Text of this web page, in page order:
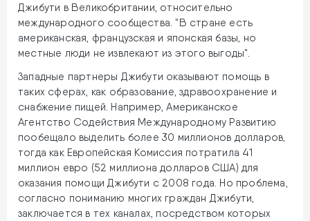
Джибути в Великобритании, относительно
международного сообщества. "В стране есть
американская, французская и японская базы, но
местные люди не извлекают из этого выгоды".
Западные партнеры Джибути оказывают помощь в
таких сферах, как образование, здравоохранение и
снабжение пищей. Например, Американское
Агентство Содействия Международному Развитию
пообещало выделить более 30 миллионов долларов,
тогда как Европейская Комиссия потратила 41
миллион евро (52 миллиона долларов США) для
оказания помощи Джибути с 2008 года. Но проблема,
согласно пониманию многих граждан Джибути,
заключается в тех каналах, посредством которых